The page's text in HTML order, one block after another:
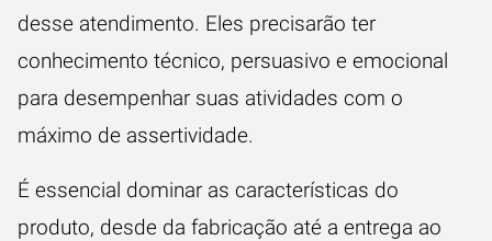
desse atendimento. Eles precisarão ter
conhecimento técnico, persuasivo e emocional
para desempenhar suas atividades com o
máximo de assertividade.
É essencial dominar as características do
produto, desde da fabricação até a entrega ao